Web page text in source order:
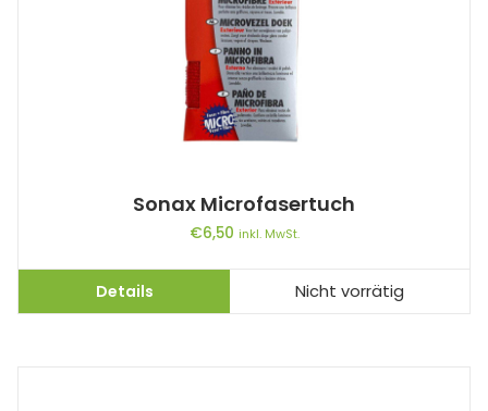
Sonax Microfasertuch
€6,50 inkl. MwSt.
Details Nicht vorrätig